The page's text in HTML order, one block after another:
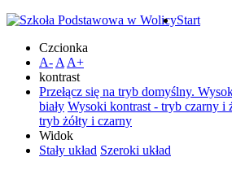
Czcionka
A- A A+
kontrast
Przełącz się na tryb domyślny.
biały Wysoki kontrast - tryb czarny i
tryb żółty i czarny
Widok
Stały układ Szeroki układ
Start